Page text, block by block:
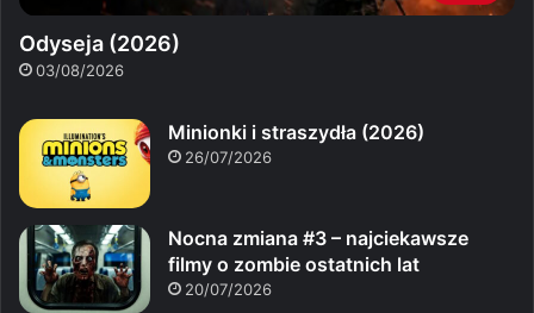
Odyseja (2026)
03/08/2026
Minionki i straszydła (2026)
26/07/2026
Nocna zmiana #3 – najciekawsze
filmy o zombie ostatnich lat
20/07/2026